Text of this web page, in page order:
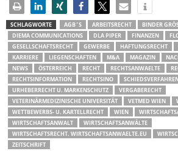
SCHLAGWORTE AGB´S ARBEITSRECHT
BINDER
DIEMA COMMUNICATIONS
DLA PIPER FINANZEN
GESELLSCHAFTSRECHT
GEWERBE HAFTUNGSRECHT
KARRIERE
LIEGENSCHAFTEN M&A MAGAZIN
NEWS
ÖSTERREICH RECHT RECHTSANWAELTE
RECHTSINFORMATION
RECHTSINO
URHEBERRECHT U. MARKENSCHUTZ
VERGABERECHT
VETERINÄRMEDIZINISCHE UNIVERSITÄT
VETMED WIEN
WETTBEWERBS- U. KARTELLRECHT
WIEN
WIRTSCHAFTSANWALT
WIRTSCHAFTSANWÄLTE
WIRTSCHAFTSRECHT. WIRTSCHAFTSANWAELTE.EU
ZEITSCHRIFT